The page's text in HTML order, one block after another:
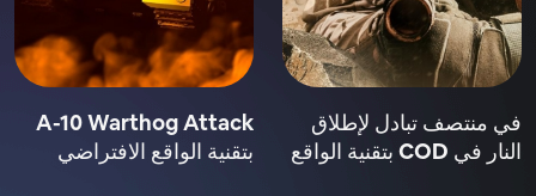
في منتصف تبادل لإطلاق
النار في COD بتقنية الواقع
A-10 Warthog Attack
بتقنية الواقع الافتراضي